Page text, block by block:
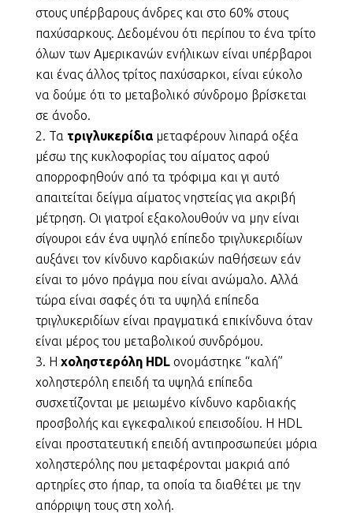
στους υπέρβαρους άνδρες και στο 60% στους
παχύσαρκους. Δεδομένου ότι περίπου το ένα τρίτο
όλων των Αμερικανών ενήλικων είναι υπέρβαροι
και ένας άλλος τρίτος παχύσαρκοι, είναι εύκολο
να δούμε ότι το μεταβολικό σύνδρομο βρίσκεται
σε άνοδο.
Τα τριγλυκερίδιαμεταφέρουν λιπαρά οξέα
μέσω της κυκλοφορίας του αίματος αφού
απορροφηθούν από τα τρόφιμα και γι αυτό
απαιτείται δείγμα αίματος νηστείας για ακριβή
μέτρηση. Οι γιατροί εξακολουθούν να μην είναι
σίγουροι εάν ένα υψηλό επίπεδο τριγλυκεριδίων
αυξάνει τον κίνδυνο καρδιακών παθήσεων εάν
είναι το μόνο πράγμα που είναι ανώμαλο. Αλλά
τώρα είναι σαφές ότι τα υψηλά επίπεδα
τριγλυκεριδίων είναι πραγματικά επικίνδυνα όταν
είναι μέρος του μεταβολικού συνδρόμου.
Η χοληστερόλη HDLονομάστηκε “καλή”
χοληστερόλη επειδή τα υψηλά επίπεδα
συσχετίζονται με μειωμένο κίνδυνο καρδιακής
προσβολής και εγκεφαλικού επεισοδίου. Η HDL
είναι προστατευτική επειδή αντιπροσωπεύει μόρια
χοληστερόλης που μεταφέρονται μακριά από
αρτηρίες στο ήπαρ, τα οποία τα διαθέτει με την
απόρριψη τους στη χολή.